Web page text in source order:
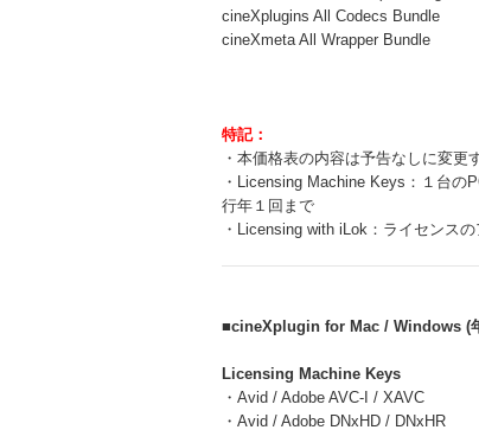
cineXplugins All Codecs Bundle
cineXmeta All Wrapper Bundle
特記：
・本価格表の内容は予告なしに変更
・Licensing Machine Keys：１台の
行年１回まで
・Licensing with iLok：ライセンス
■cineXplugin for Mac / Windows (
Licensing Machine Keys
・Avid / Adobe AVC-I / XAVC
・Avid / Adobe DNxHD / DNxHR